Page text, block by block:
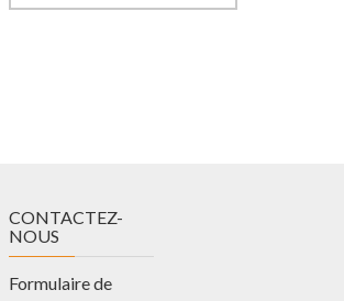
CONTACTEZ-
NOUS
Formulaire de